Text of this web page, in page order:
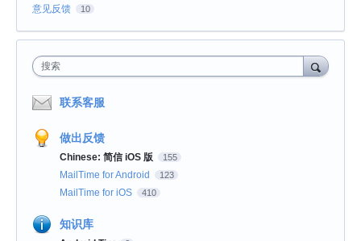
意见反馈 10
搜索
联系客服
做出反馈
Chinese: 简信 iOS 版 155
MailTime for Android 123
MailTime for iOS 410
知识库